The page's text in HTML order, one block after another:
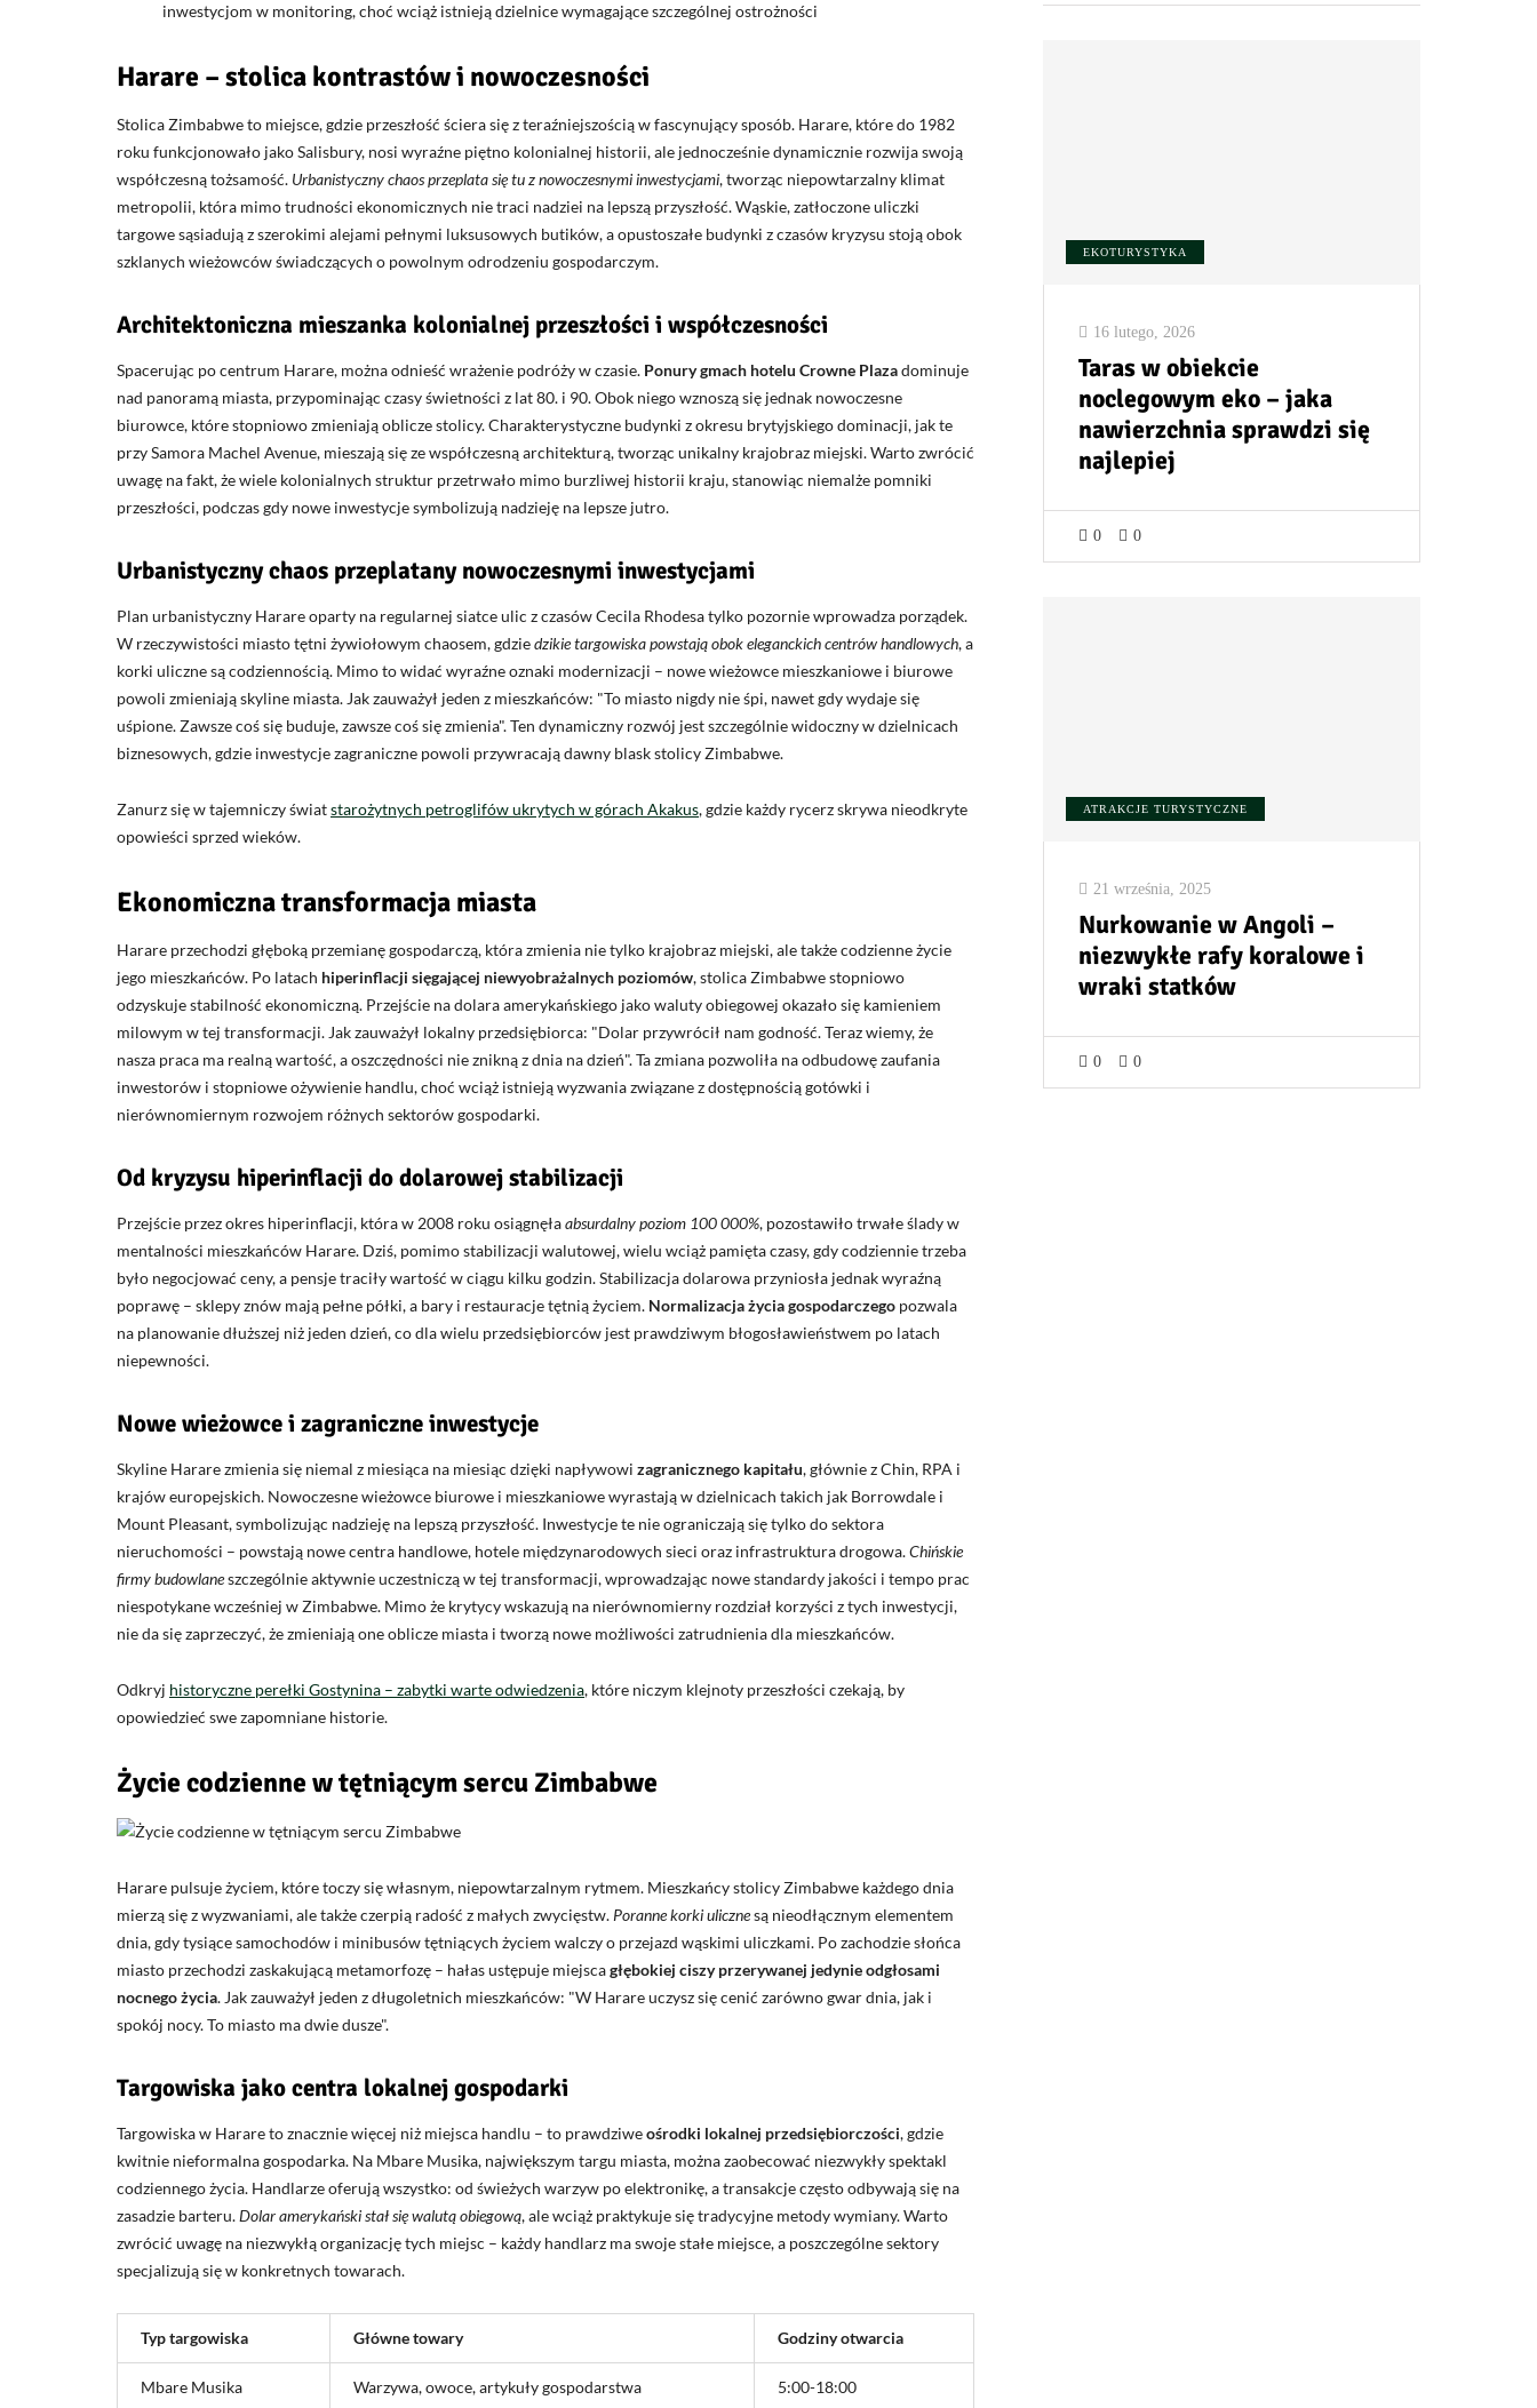
inwestycjom w monitoring, choć wciąż istnieją dzielnice wymagające szczególnej ostrożności
Harare – stolica kontrastów i nowoczesności
Stolica Zimbabwe to miejsce, gdzie przeszłość ściera się z teraźniejszością w fascynujący sposób. Harare, które do 1982
roku funkcjonowało jako Salisbury, nosi wyraźne piętno kolonialnej historii, ale jednocześnie dynamicznie rozwija swoją
współczesną tożsamość. Urbanistyczny chaos przeplata się tu z nowoczesnymi inwestycjami, tworząc niepowtarzalny klimat
metropolii, która mimo trudności ekonomicznych nie traci nadziei na lepszą przyszłość. Wąskie, zatłoczone uliczki
targowe sąsiadują z szerokimi alejami pełnymi luksusowych butików, a opustoszałe budynki z czasów kryzysu stoją obok
szklanych wieżowców świadczących o powolnym odrodzeniu gospodarczym.
Architektoniczna mieszanka kolonialnej przeszłości i współczesności
Spacerując po centrum Harare, można odnieść wrażenie podróży w czasie. Ponury gmach hotelu Crowne Plazadominuje
nad panoramą miasta, przypominając czasy świetności z lat 80. i 90. Obok niego wznoszą się jednak nowoczesne
biurowce, które stopniowo zmieniają oblicze stolicy. Charakterystyczne budynki z okresu brytyjskiego dominacji, jak te
przy Samora Machel Avenue, mieszają się ze współczesną architekturą, tworząc unikalny krajobraz miejski. Warto zwrócić
uwagę na fakt, że wiele kolonialnych struktur przetrwało mimo burzliwej historii kraju, stanowiąc niemalże pomniki
przeszłości, podczas gdy nowe inwestycje symbolizują nadzieję na lepsze jutro.
Urbanistyczny chaos przeplatany nowoczesnymi inwestycjami
Plan urbanistyczny Harare oparty na regularnej siatce ulic z czasów Cecila Rhodesa tylko pozornie wprowadza porządek.
W rzeczywistości miasto tętni żywiołowym chaosem, gdziedzikie targowiska powstają obok eleganckich centrów handlowych, a
korki uliczne są codziennością. Mimo to widać wyraźne oznaki modernizacji – nowe wieżowce mieszkaniowe i biurowe
powoli zmieniają skyline miasta. Jak zauważył jeden z mieszkańców: To miasto nigdy nie śpi, nawet gdy wydaje się
uśpione. Zawsze coś się buduje, zawsze coś się zmienia . Ten dynamiczny rozwój jest szczególnie widoczny w dzielnicach
biznesowych, gdzie inwestycje zagraniczne powoli przywracają dawny blask stolicy Zimbabwe.
Zanurz się w tajemniczy światstarożytnych petroglifów ukrytych w górach Akakus, gdzie każdy rycerz skrywa nieodkryte
opowieści sprzed wieków.
Ekonomiczna transformacja miasta
Harare przechodzi głęboką przemianę gospodarczą, która zmienia nie tylko krajobraz miejski, ale także codzienne życie
jego mieszkańców. Po latach hiperinflacji sięgającej niewyobrażalnych poziomów, stolica Zimbabwe stopniowo
odzyskuje stabilność ekonomiczną. Przejście na dolara amerykańskiego jako waluty obiegowej okazało się kamieniem
milowym w tej transformacji. Jak zauważył lokalny przedsiębiorca:
Dolar przywrócił nam godność. Teraz wiemy, że
nasza praca ma realną wartość, a oszczędności nie znikną z dnia na dzień . Ta zmiana pozwoliła na odbudowę zaufania
inwestorów i stopniowe ożywienie handlu, choć wciąż istnieją wyzwania związane z dostępnością gotówki i
nierównomiernym rozwojem różnych sektorów gospodarki.
Od kryzysu hiperinflacji do dolarowej stabilizacji
Przejście przez okres hiperinflacji, która w 2008 roku osiągnęłaabsurdalny poziom 100 000%, pozostawiło trwałe ślady w
mentalności mieszkańców Harare. Dziś, pomimo stabilizacji walutowej, wielu wciąż pamięta czasy, gdy codziennie trzeba
było negocjować ceny, a pensje traciły wartość w ciągu kilku godzin. Stabilizacja dolarowa przyniosła jednak wyraźną
poprawę – sklepy znów mają pełne półki, a bary i restauracje tętnią życiem. Normalizacja życia gospodarczego pozwala
na planowanie dłuższej niż jeden dzień, co dla wielu przedsiębiorców jest prawdziwym błogosławieństwem po latach
niepewności.
Nowe wieżowce i zagraniczne inwestycje
Skyline Harare zmienia się niemal z miesiąca na miesiąc dzięki napływowi zagranicznego kapitału, głównie z Chin, RPA i
krajów europejskich. Nowoczesne wieżowce biurowe i mieszkaniowe wyrastają w dzielnicach takich jak Borrowdale i
Mount Pleasant, symbolizując nadzieję na lepszą przyszłość. Inwestycje te nie ograniczają się tylko do sektora
nieruchomości – powstają nowe centra handlowe, hotele międzynarodowych sieci oraz infrastruktura drogowa.Chińskie
firmy budowlaneszczególnie aktywnie uczestniczą w tej transformacji, wprowadzając nowe standardy jakości i tempo prac
niespotykane wcześniej w Zimbabwe. Mimo że krytycy wskazują na nierównomierny rozdział korzyści z tych inwestycji,
nie da się zaprzeczyć, że zmieniają one oblicze miasta i tworzą nowe możliwości zatrudnienia dla mieszkańców.
Odkryj historyczne perełki Gostynina – zabytki warte odwiedzenia, które niczym klejnoty przeszłości czekają, by
opowiedzieć swe zapomniane historie.
Życie codzienne w tętniącym sercu Zimbabwe
Harare pulsuje życiem, które toczy się własnym, niepowtarzalnym rytmem. Mieszkańcy stolicy Zimbabwe każdego dnia
mierzą się z wyzwaniami, ale także czerpią radość z małych zwycięstw.Poranne korki ulicznesą nieodłącznym elementem
dnia, gdy tysiące samochodów i minibusów tętniących życiem walczy o przejazd wąskimi uliczkami. Po zachodzie słońca
miasto przechodzi zaskakującą metamorfozę – hałas ustępuje miejscagłębokiej ciszy przerywanej jedynie odgłosami
nocnego życia. Jak zauważył jeden z długoletnich mieszkańców: W Harare uczysz się cenić zarówno gwar dnia, jak i
spokój nocy. To miasto ma dwie dusze .
Targowiska jako centra lokalnej gospodarki
Targowiska w Harare to znacznie więcej niż miejsca handlu – to prawdziweośrodki lokalnej przedsiębiorczości, gdzie
kwitnie nieformalna gospodarka. Na Mbare Musika, największym targu miasta, można zaobecować niezwykły spektakl
codziennego życia. Handlarze oferują wszystko: od świeżych warzyw po elektronikę, a transakcje często odbywają się na
zasadzie barteru.Dolar amerykański stał się walutą obiegową, ale wciąż praktykuje się tradycyjne metody wymiany. Warto
zwrócić uwagę na niezwykłą organizację tych miejsc – każdy handlarz ma swoje stałe miejsce, a poszczególne sektory
specjalizują się w konkretnych towarach.
Typ targowiska Główne towary Godziny otwarcia
Mbare Musika Warzywa, owoce, artykuły gospodarstwa 5:00-18:00
EKOTURYSTYKA
16 lutego, 2026
Taras w obiekcie
noclegowym eko – jaka
nawierzchnia sprawdzi się
najlepiej
0 0
ATRAKCJE TURYSTYCZNE
21 września, 2025
Nurkowanie w Angoli –
niezwykłe rafy koralowe i
wraki statków
0 0